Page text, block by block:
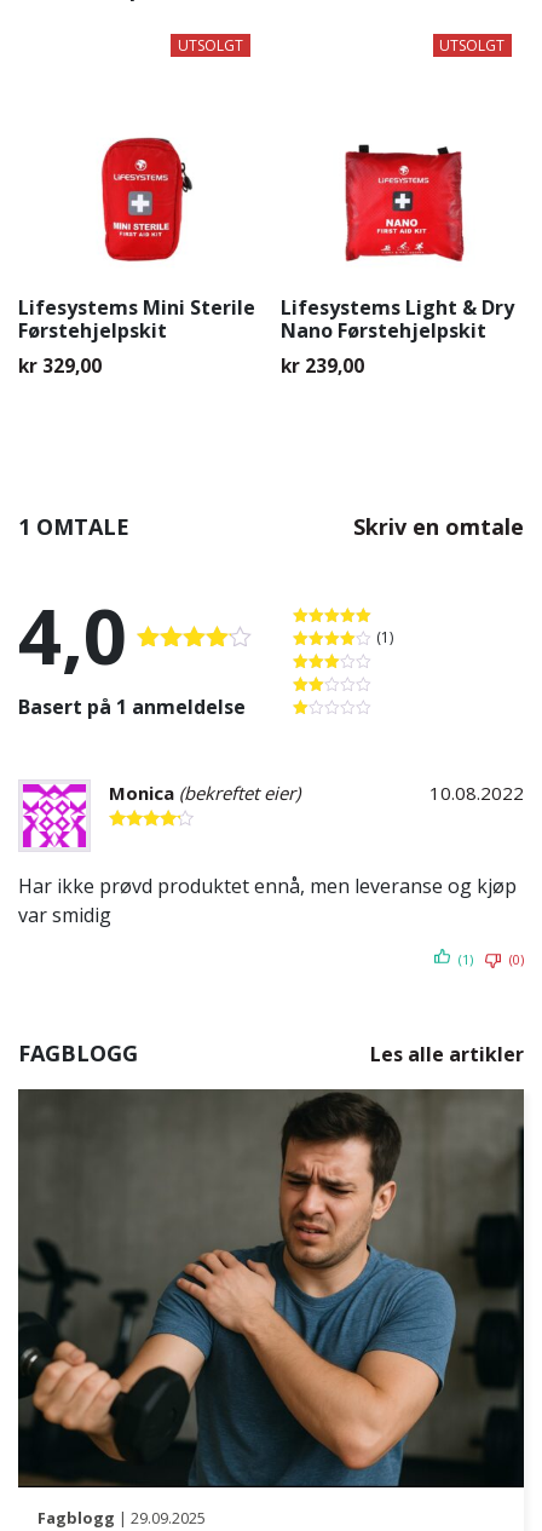
UTSOLGT
Lifesystems Mini Sterile
Førstehjelpskit
kr 329,00
UTSOLGT
Lifesystems Light & Dry
Nano Førstehjelpskit
kr239,00
1 OMTALE Skriv en omtale
4,0
Basert på 1 anmeldelse
Vurdert5
av 5
Vurdert4
av 5
(1)
Vurdert
3av 5
Vurdert
Monica (bekreftet eier) 10.08.2022
Har ikke prøvd produktet ennå, men leveranse og kjøp
var smidig
(1) (0)
FAGBLOGG Les alle artikler
Fagblogg | 29.09.2025